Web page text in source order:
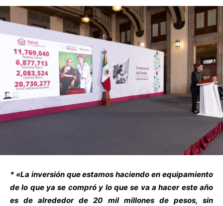
* «La inversión que estamos haciendo en equipamiento
de lo que ya se compró y lo que se va a hacer este año
es de alrededor de 20 mil millones de pesos, sin